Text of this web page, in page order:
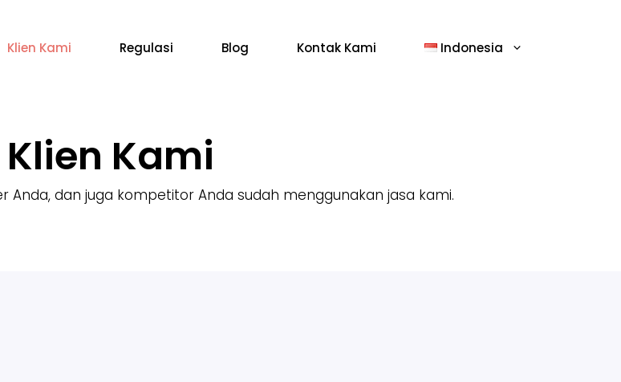
Klien Kami Regulasi Blog Kontak Kami Indonesia
Klien Kami
Anda, dan juga kompetitor Anda sudah menggunakan jasa kami.